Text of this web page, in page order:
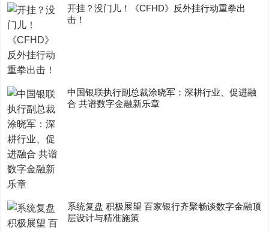
开挂？没门儿！《CFHD》反外挂行动重拳出
击！
中国银联执行副总裁涂晓军：深耕行业、促进融
合 共谱数字金融新乐章
系统复盘 积极展望 百家银行齐聚畅谈数字金融顶
层设计与精准施策